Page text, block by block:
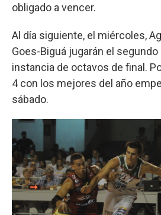
obligado a vencer.
Al día siguiente, el miércoles,
Goes-Biguá jugarán el segundo
instancia de octavos de final.
4 con los mejores del año
sábado.